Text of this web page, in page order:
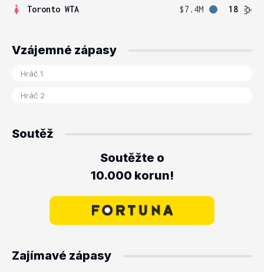
Toronto WTA
$7.4M 18
Vzájemné zápasy
Soutěž
Soutěžte o
10.000 korun!
Zajímavé zápasy